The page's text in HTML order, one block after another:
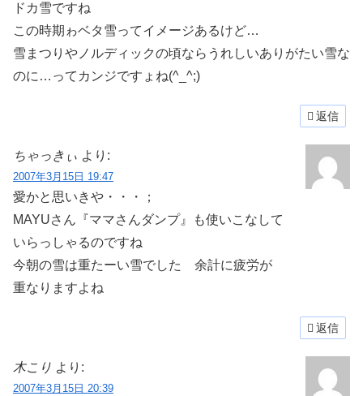
ドカ雪ですね
この時期ゎベタ雪ってイメージあるけど…
雪まつりやノルディックの頃ならうれしいありがたい雪な
のに…ってカンジですょね(^_^;)
返信
ちゃっきぃ より:
2007年3月15日 19:47
愛かと思いきや・・・；
MAYUさん『ママさんダンプ』も使いこなして
いらっしゃるのですね
今朝の雪は重たーい雪でした 余計に疲労が
重なりますよね
返信
木こり より:
2007年3月15日 20:39